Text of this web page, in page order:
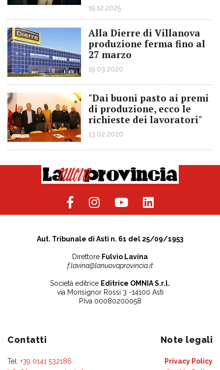
19.12.2025
Alla Dierre di Villanova
produzione ferma fino al
27 marzo
19.03.2020
"Dai buoni pasto ai premi
di produzione, ecco le
richieste dei lavoratori"
13.02.2020
Aut. Tribunale di Asti n. 61 del 25/09/1953
Direttore Fulvio Lavina
f.lavina@lanuovaprovincia.it
Società editrice Editrice OMNIA S.r.l.
via Monsignor Rossi 3 -14100 Asti
P.Iva 00080200058
Contatti
Tel: +39 0141 532186
Note legali
Privacy Policy